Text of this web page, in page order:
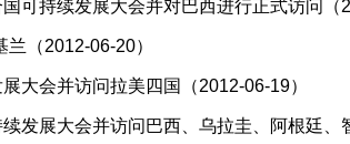
可持续发展大会并对巴西进行正式访问（
（2012-06-20）
大会并访问拉美四国（2012-06-19）
发展大会并访问巴西、乌拉圭、阿根廷、